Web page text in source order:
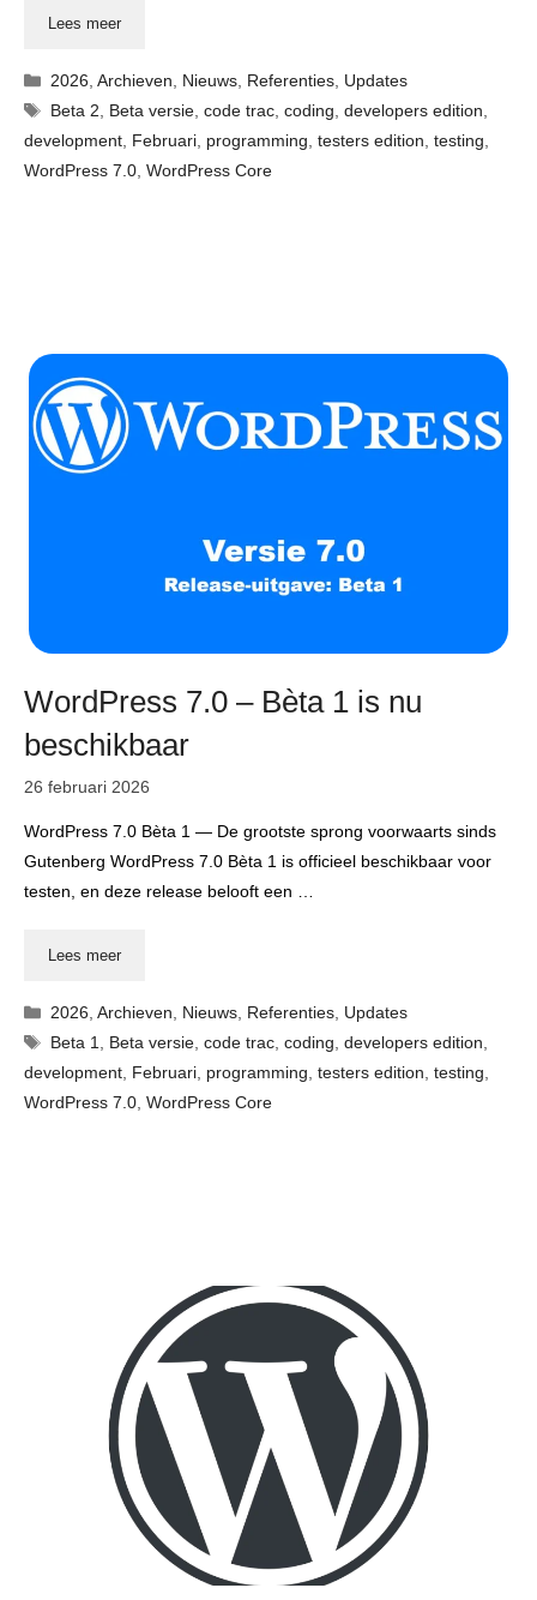
Lees meer
Categorieën
2026 ,Archieven Nieuws Referenties Updates
Tags
Beta 2 Beta versie ,code trac ,coding ,developers edition
development Februari programming testers edition testing
WordPress 7.0 WordPress Core
WordPress 7.0 – Bèta 1 is nu
beschikbaar
26 februari 2026
WordPress 7.0 Bèta 1 — De grootste sprong voorwaarts sinds
Gutenberg WordPress 7.0 Bèta 1 is officieel beschikbaar voor
testen, en deze release belooft een …
Lees meer
Categorieën
2026,Archieven, Nieuws, Referenties, Updates
Tags
Beta 1, Beta versie,code trac,coding,developers edition,
development, Februari, programming, testers edition, testing,
WordPress 7.0, WordPress Core